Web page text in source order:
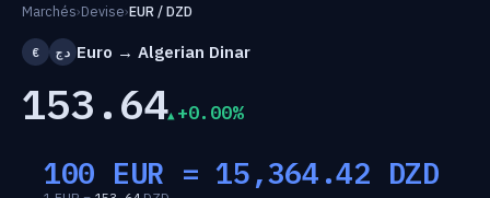
Marchés›Devise›EUR / DZD
€ دج Euro → Algerian Dinar
153.64 +0.00%
100 EUR =15,364.42 DZD